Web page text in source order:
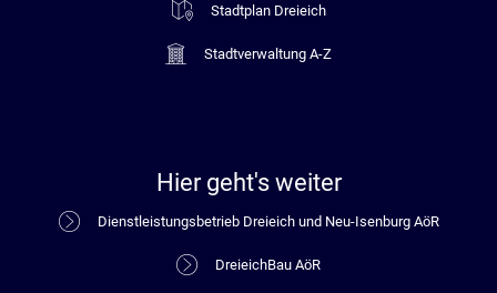
Stadtplan Dreieich
Stadtverwaltung A-Z
Hier geht's weiter
Dienstleistungsbetrieb Dreieich und Neu-Isenburg AöR
DreieichBau AöR